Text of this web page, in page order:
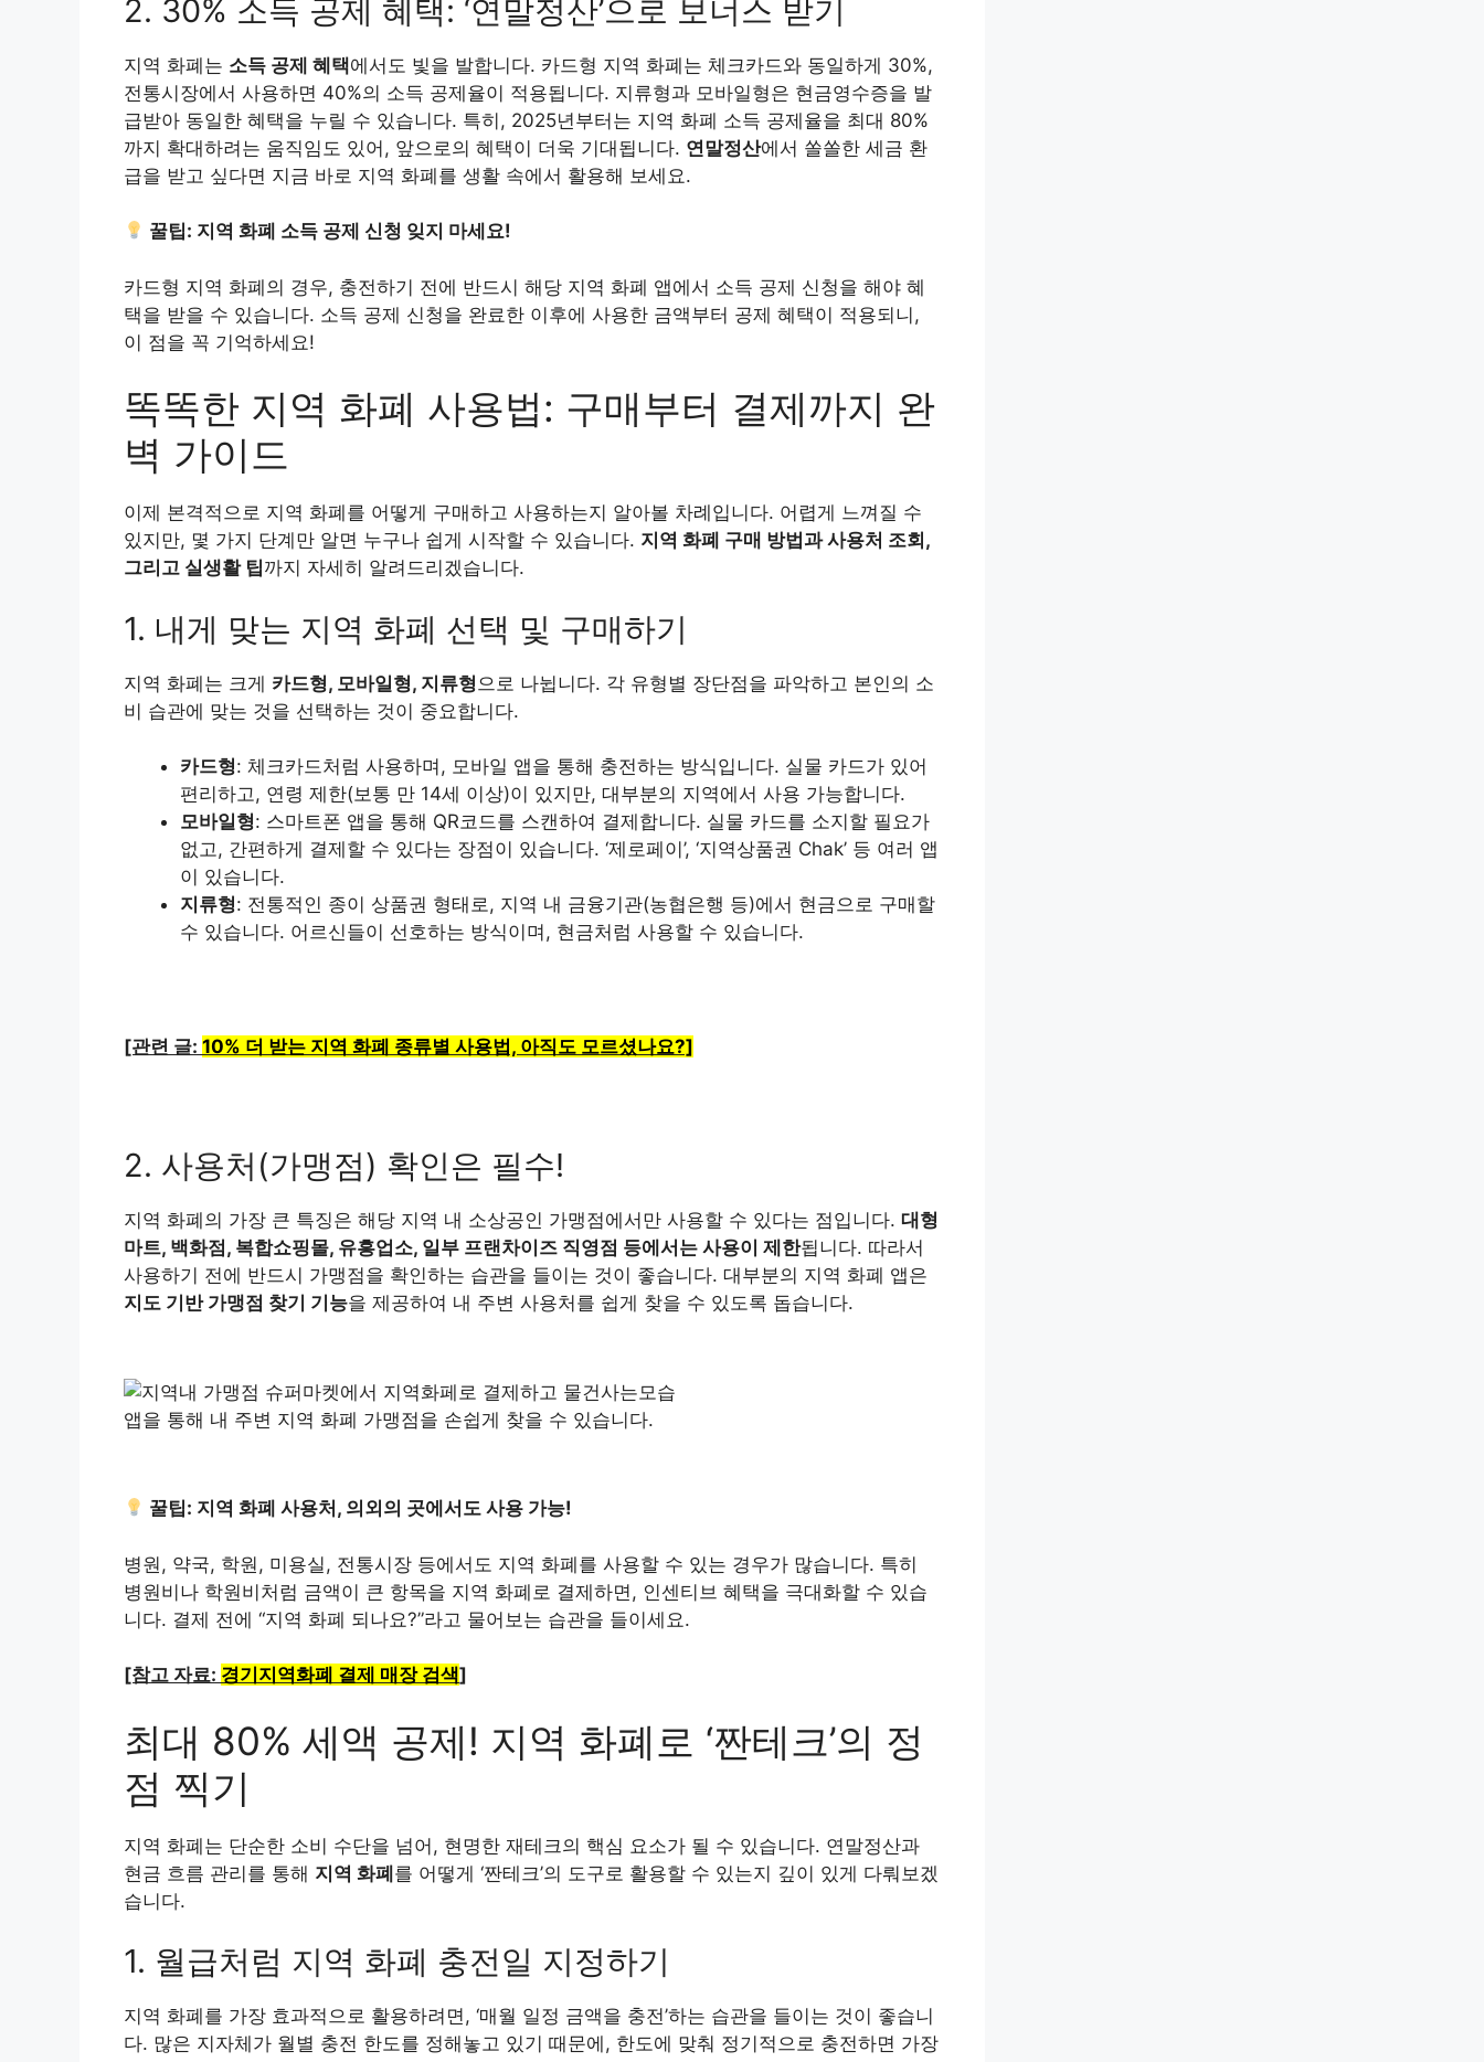
2. 30% 소득 공제 혜택: ‘연말정산’으로 보너스 받기
지역 화폐는 소득 공제 혜택에서도 빛을 발합니다. 카드형 지역 화폐는 체크카드와 동일하게 30%,
전통시장에서 사용하면 40%의 소득 공제율이 적용됩니다. 지류형과 모바일형은 현금영수증을 발
급받아 동일한 혜택을 누릴 수 있습니다. 특히, 2025년부터는 지역 화폐 소득 공제율을 최대 80%
까지 확대하려는 움직임도 있어, 앞으로의 혜택이 더욱 기대됩니다. 연말정산에서 쏠쏠한 세금 환
급을 받고 싶다면 지금 바로 지역 화폐를 생활 속에서 활용해 보세요.
꿀팁: 지역 화폐 소득 공제 신청 잊지 마세요!
카드형 지역 화폐의 경우, 충전하기 전에 반드시 해당 지역 화폐 앱에서 소득 공제 신청을 해야 혜
택을 받을 수 있습니다. 소득 공제 신청을 완료한 이후에 사용한 금액부터 공제 혜택이 적용되니,
이 점을 꼭 기억하세요!
똑똑한 지역 화폐 사용법: 구매부터 결제까지 완
벽 가이드
이제 본격적으로 지역 화폐를 어떻게 구매하고 사용하는지 알아볼 차례입니다. 어렵게 느껴질 수
있지만, 몇 가지 단계만 알면 누구나 쉽게 시작할 수 있습니다. 지역 화폐 구매 방법과 사용처 조회,
그리고 실생활 팁까지 자세히 알려드리겠습니다.
1. 내게 맞는 지역 화폐 선택 및 구매하기
지역 화폐는 크게 카드형, 모바일형, 지류형 으로 나뉩니다. 각 유형별 장단점을 파악하고 본인의 소
비 습관에 맞는 것을 선택하는 것이 중요합니다.
카드형: 체크카드처럼 사용하며, 모바일 앱을 통해 충전하는 방식입니다. 실물 카드가 있어
편리하고, 연령 제한(보통 만 14세 이상)이 있지만, 대부분의 지역에서 사용 가능합니다.
모바일형: 스마트폰 앱을 통해 QR코드를 스캔하여 결제합니다. 실물 카드를 소지할 필요가
없고, 간편하게 결제할 수 있다는 장점이 있습니다. ‘제로페이’, ‘지역상품권 Chak’ 등 여러 앱
이 있습니다.
지류형: 전통적인 종이 상품권 형태로, 지역 내 금융기관(농협은행 등)에서 현금으로 구매할
수 있습니다. 어르신들이 선호하는 방식이며, 현금처럼 사용할 수 있습니다.
[관련 글: 10% 더 받는 지역 화폐 종류별 사용법, 아직도 모르셨나요?]
2. 사용처(가맹점) 확인은 필수!
지역 화폐의 가장 큰 특징은 해당 지역 내 소상공인 가맹점에서만 사용할 수 있다는 점입니다. 대형
마트, 백화점, 복합쇼핑몰, 유흥업소, 일부 프랜차이즈 직영점 등에서는 사용이 제한됩니다. 따라서
사용하기 전에 반드시 가맹점을 확인하는 습관을 들이는 것이 좋습니다. 대부분의 지역 화폐 앱은
지도 기반 가맹점 찾기 기능을 제공하여 내 주변 사용처를 쉽게 찾을 수 있도록 돕습니다.
앱을 통해 내 주변 지역 화폐 가맹점을 손쉽게 찾을 수 있습니다.
꿀팁: 지역 화폐 사용처, 의외의 곳에서도 사용 가능!
병원, 약국, 학원, 미용실, 전통시장 등에서도 지역 화폐를 사용할 수 있는 경우가 많습니다. 특히
병원비나 학원비처럼 금액이 큰 항목을 지역 화폐로 결제하면, 인센티브 혜택을 극대화할 수 있습
니다. 결제 전에 “지역 화폐 되나요?”라고 물어보는 습관을 들이세요.
[참고 자료: 경기지역화폐 결제 매장 검색]
최대 80% 세액 공제! 지역 화폐로 ‘짠테크’의 정
점 찍기
지역 화폐는 단순한 소비 수단을 넘어, 현명한 재테크의 핵심 요소가 될 수 있습니다. 연말정산과
현금 흐름 관리를 통해 지역 화폐를 어떻게 ‘짠테크’의 도구로 활용할 수 있는지 깊이 있게 다뤄보겠
습니다.
1. 월급처럼 지역 화폐 충전일 지정하기
지역 화폐를 가장 효과적으로 활용하려면, ‘매월 일정 금액을 충전’하는 습관을 들이는 것이 좋습니
다. 많은 지자체가 월별 충전 한도를 정해놓고 있기 때문에, 한도에 맞춰 정기적으로 충전하면 가장